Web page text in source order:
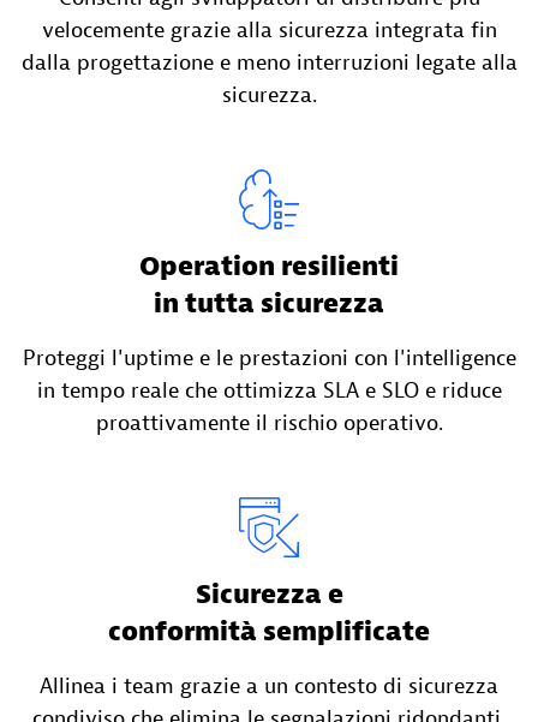
velocemente grazie alla sicurezza integrata fin
dalla progettazione e meno interruzioni legate alla
sicurezza.
Operation resilienti
in tutta sicurezza
Proteggi l'uptime e le prestazioni con l'intelligence
in tempo reale che ottimizza SLA e SLO e riduce
proattivamente il rischio operativo.
Sicurezza e
conformità semplificate
Allinea i team grazie a un contesto di sicurezza